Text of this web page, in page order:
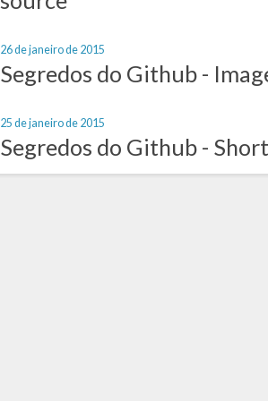
26 de janeiro de 2015
Segredos do Github -
25 de janeiro de 2015
Segredos do Github -